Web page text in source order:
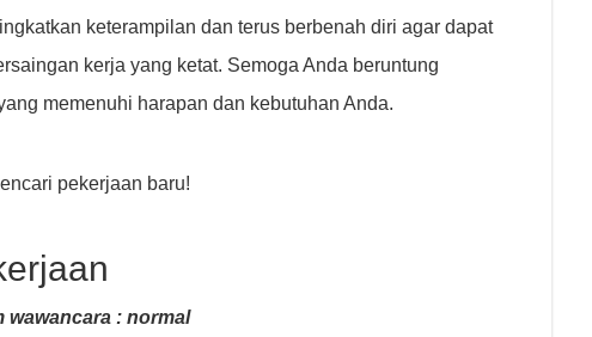
keterampilan dan terus berbenah diri agar dapat
kerja yang ketat. Semoga Anda beruntung
memenuhi harapan dan kebutuhan Anda.
pekerjaan baru!
wawancara : normal